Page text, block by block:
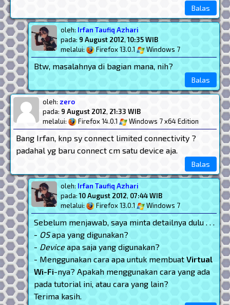
Balas
oleh: Irfan Taufiq Azhari
pada: 9 August 2012,10:35 WIB
melalui:
Firefox 13.0.1 Windows 7
Btw, masalahnya di bagian mana, nih?
Balas
oleh: zero
pada: 9 August 2012, 21:33 WIB
melalui:
Firefox 14.0.1 Windows 7 x64 Edition
Bang Irfan, knp sy connect limited connectivity ?
padahal yg baru connect cm satu device aja.
Balas
oleh: Irfan Taufiq Azhari
pada:10 August 2012, 07:44 WIB
melalui:
Firefox 13.0.1 Windows 7
Sebelum menjawab, saya minta detailnya dulu . . .
- OSapa yang digunakan?
- Deviceapa saja yang digunakan?
- Menggunakan cara apa untuk membuat Virtual
Wi-Fi-nya? Apakah menggunakan cara yang ada
pada tutorial ini, atau cara yang lain?
Terima kasih.